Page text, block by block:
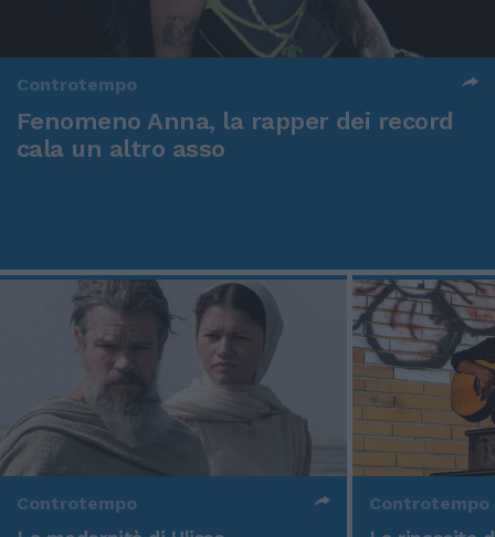
Controtempo
Fenomeno Anna, la rapper dei record
cala un altro asso
Controtempo Controtempo